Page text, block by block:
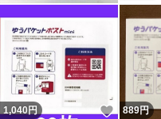
1,040 円 いいね
889円